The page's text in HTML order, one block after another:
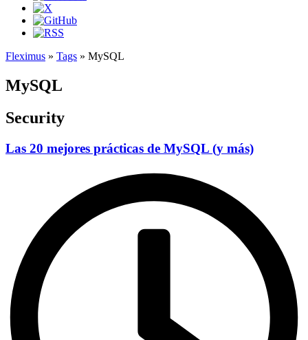
Fleximus » Tags » MySQL
MySQL
Security
Las 20 mejores prácticas de MySQL (y más)